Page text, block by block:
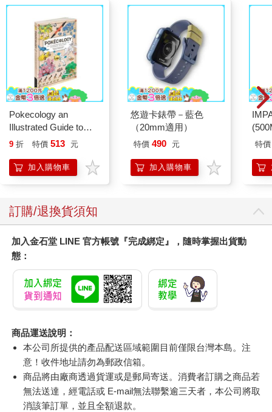
Pokecology an
Illustrated Guide to
Pokemon Ecology
Press)
9 折 特價 513 元
加入購物車
悠遊卡錶帶－藍色
（20mm適用）
特價 490 元
加入購物車
特價
訂購/退換貨須知
加入金石堂 LINE 官方帳號『完成綁定』，隨時掌握出貨動
態：
商品運送說明：
本公司所提供的產品配送區域範圍目前僅限台灣本島。注
意！收件地址請勿為郵政信箱。
商品將由廠商透過貨運或是郵局寄送。消費者訂購之商品若
無法送達，經電話或 E-mail無法聯繫逾三天者，本公司將取
消該筆訂單，並且全額退款。